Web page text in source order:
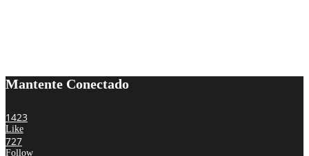
Mantente Conectado
1423
Like
727
Follow